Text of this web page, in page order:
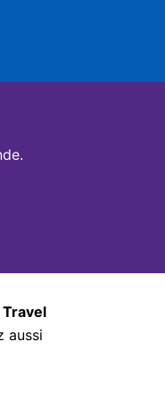
Travel
aussi